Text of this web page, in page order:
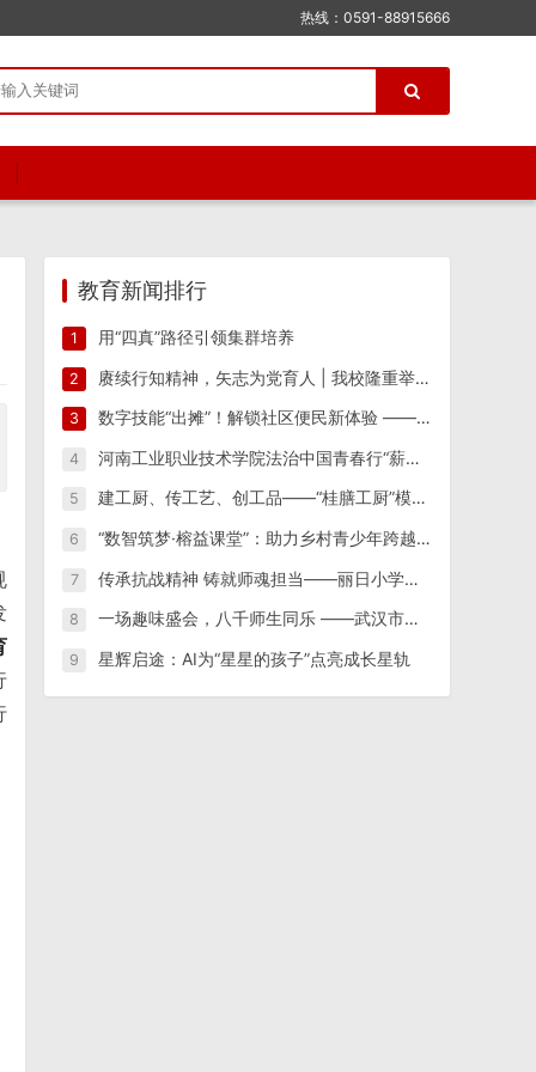
热线：0591-88915666
教育新闻排行
1 用“四真”路径引领集群培养
2 赓续行知精神，矢志为党育人 | 我校隆重举行纪念陶行知先生逝世八十周年活动
3 数字技能“出摊”！解锁社区便民新体验 ——江西工业工程职业技术学院信息工程学院“星火筑梦”实践团 一站式便民志愿服务
4 河南工业职业技术学院法治中国青春行“薪火相传 反诈筑防”实践团开展反诈宣传教育系列活动
5 建工厨、传工艺、创工品——“桂膳工厨”模式驱动产教融合创新实践
6 “数智筑梦·榕益课堂”：助力乡村青少年跨越数字鸿沟
7 传承抗战精神 铸就师魂担当——丽日小学组织师生收看纪念中国人民抗日战争暨世界反法西斯战争胜利80周年阅兵仪式
8 一场趣味盛会，八千师生同乐 ——武汉市汉阳区老年大学隆重举办第15届趣味运动会
9 星辉启途：AI为“星星的孩子”点亮成长星轨